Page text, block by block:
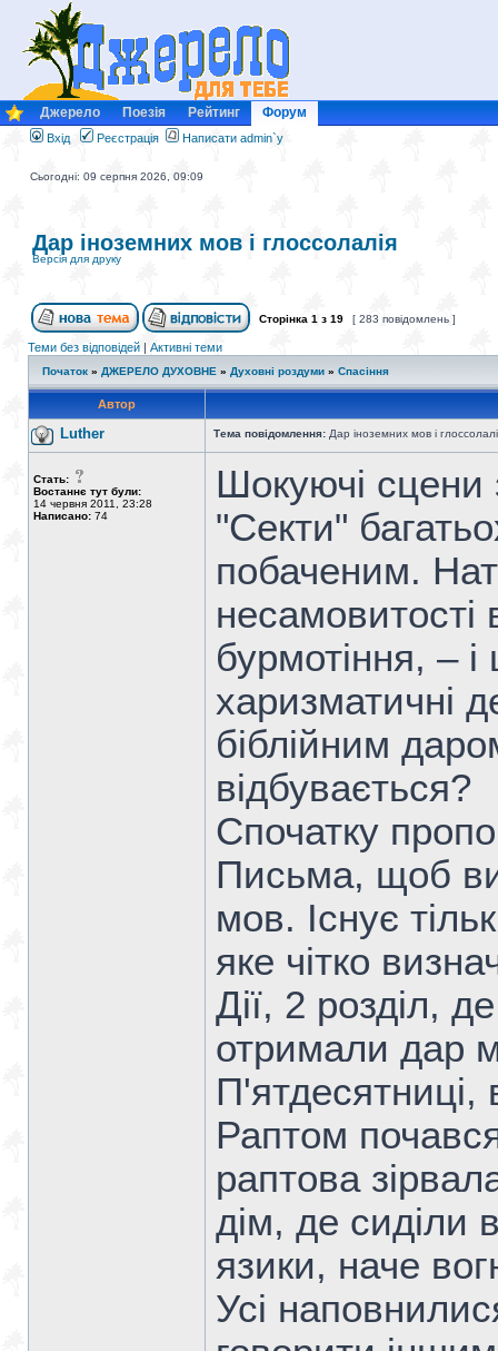
Джерело Поезія Рейтинг Форум
Вхід Реєстрація Написати admin`у
Сьогодні: 09 серпня 2026, 09:09
Дар іноземних мов і глоссолалія
Версія для друку
Сторінка 1 з 19 [ 283 повідомлень ]
Теми без відповідей | Активні теми
Початок » ДЖЕРЕЛО ДУХОВНЕ » Духовні роздуми » Спасіння
Автор
Luther Тема повідомлення: Дар іноземних мов і
Стать:
Востаннє тут були:
14 червня 2011, 23:28
Написано: 74
Шокуючі сцени
"Секти"
побаченим.
несамовитості
бурмотіння, – і
харизматичні
біблійним
відбувається?
Спочатку
Письма, щоб
мов. Існує
яке чітко
Дії, 2 розділ,
отримали дар
Раптом
раптова
дім, де сиділи
язики, наче
Усі